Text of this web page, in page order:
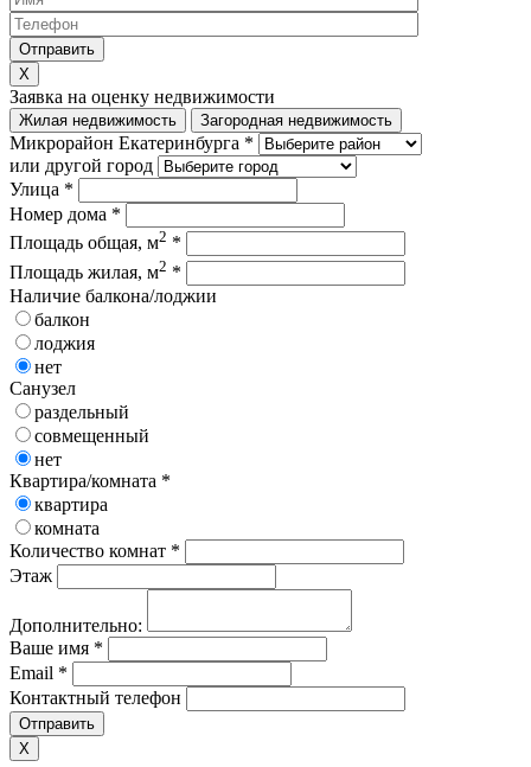
Заявка на оценку недвижимости
Жилая недвижимость Загородная недвижимость
Микрорайон Екатеринбурга *
или другой город
Улица *
Номер дома *
Площадь общая, м2 *
Площадь жилая, м2 *
Наличие балкона/лоджии
балкон
лоджия
нет
Санузел
раздельный
совмещенный
нет
Квартира/комната *
квартира
комната
Количество комнат *
Этаж
Дополнительно:
Ваше имя *
Email *
Контактный телефон
Отправить